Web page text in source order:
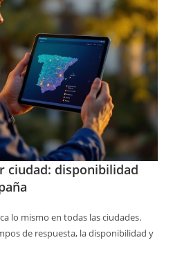
ciudad: disponibilidad
lo mismo en todas las ciudades.
de respuesta, la disponibilidad y